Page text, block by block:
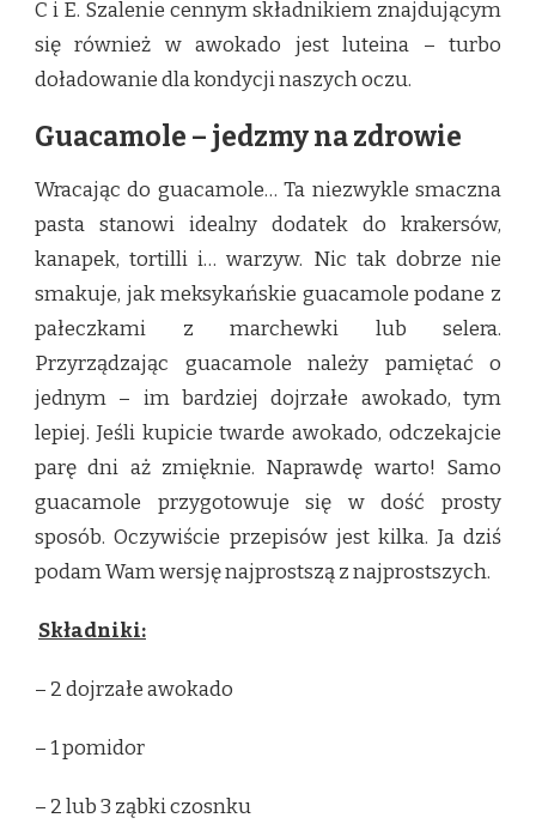
C i E. Szalenie cennym składnikiem znajdującym
się również w awokado jest luteina – turbo
doładowanie dla kondycji naszych oczu.
Guacamole – jedzmy na zdrowie
Wracając do guacamole… Ta niezwykle smaczna
pasta stanowi idealny dodatek do krakersów,
kanapek, tortilli i… warzyw. Nic tak dobrze nie
smakuje, jak meksykańskie guacamole podane z
pałeczkami z marchewki lub selera.
Przyrządzając guacamole należy pamiętać o
jednym – im bardziej dojrzałe awokado, tym
lepiej. Jeśli kupicie twarde awokado, odczekajcie
parę dni aż zmięknie. Naprawdę warto! Samo
guacamole przygotowuje się w dość prosty
sposób. Oczywiście przepisów jest kilka. Ja dziś
podam Wam wersję najprostszą z najprostszych.
Składniki:
– 2 dojrzałe awokado
– 1 pomidor
– 2 lub 3 ząbki czosnku